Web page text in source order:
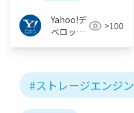
Yahoo!デ
ベロッパ
>100
#ストレージエンジン